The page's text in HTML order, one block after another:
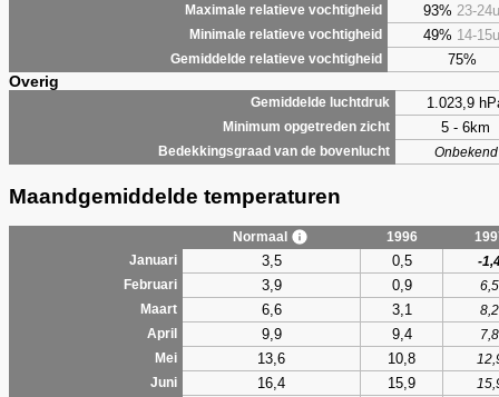
Maximale relatieve vochtigheid 93% 23-24u
Minimale relatieve vochtigheid 49% 14-15u
Gemiddelde relatieve vochtigheid 75%
Overig
Gemiddelde luchtdruk 1.023,9
Minimum opgetreden zicht 5 - 6km
Bedekkingsgraad van de bovenlucht Onbekend
Maandgemiddelde temperaturen
Normaal 1996
Januari
3,5 0,5
-
Februari
3,9 0,9
6,5
Maart
6,6 3,1
8,2
April
9,9 9,4
7,8
Mei
13,6 10,8
Juni
16,4 15,9